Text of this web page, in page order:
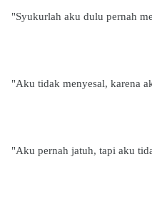
"Syukurlah aku dulu pernah
"Aku tidak menyesal, karena
"Aku pernah jatuh, tapi aku